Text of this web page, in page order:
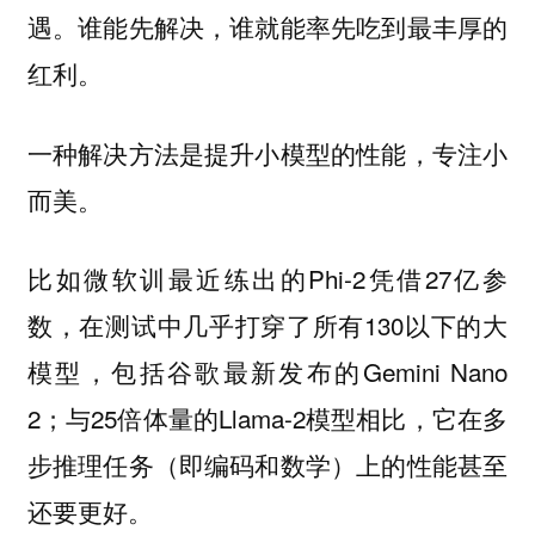
遇。谁能先解决，谁就能率先吃到最丰厚的
红利。
一种解决方法是提升小模型的性能，专注小
而美。
比如微软训最近练出的Phi-2凭借27亿参
数，在测试中几乎打穿了所有130以下的大
模型，包括谷歌最新发布的Gemini Nano
2；与25倍体量的Llama-2模型相比，它在多
步推理任务（即编码和数学）上的性能甚至
还要更好。